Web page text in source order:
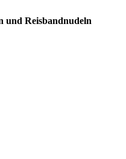
und Reisbandnudeln